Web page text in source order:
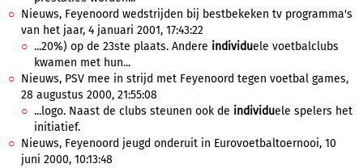
Nieuws, Feyenoord wedstrijden bij bestbekeken tv programma's
van het jaar, 4 januari 2001, 17:43:22
...20%) op de 23ste plaats. Andere individuele voetbalclubs
kwamen met hun...
Nieuws, PSV mee in strijd met Feyenoord tegen voetbal games,
28 augustus 2000, 21:55:08
...logo. Naast de clubs steunen ook de individuele spelers het
initiatief.
Nieuws, Feyenoord jeugd onderuit in Eurovoetbaltoernooi, 10
juni 2000, 10:13:48